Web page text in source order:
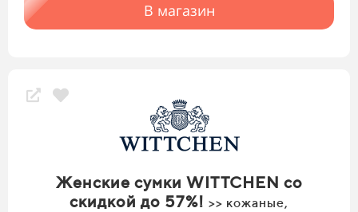
В магазин
Женские сумки WITTCHEN со
скидкой до 57%! >> кожаные,